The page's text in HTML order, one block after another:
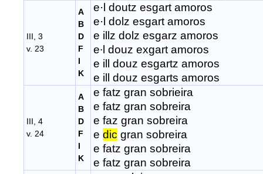
III, 3
v. 23
A
B
D
F
I
K
e·l doutz esgart amoros
e·l dolz esgart amoros
e illz dolz esgarz amoros
e∙l douz exgart amoros
e ill douz esgartz amoros
e ill douz esgarts amoros
III, 4
v. 24
A
B
D
F
I
K
e fatz gran sobrieira
e fatz gran sobreira
e faz gran sobreira
e dic gran sobreira
e fatz gran sobreira
e fatz gran sobreira